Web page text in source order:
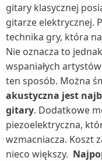
gitary klasycznej
gitarze elektrycznej.
technika gry, która
Nie oznacza to
wspaniałych
ten sposób. Można
akustyczna jest
gitary. Dodatkowe
piezoelektryczna,
wzmacniacza. Koszt
nieco większy.